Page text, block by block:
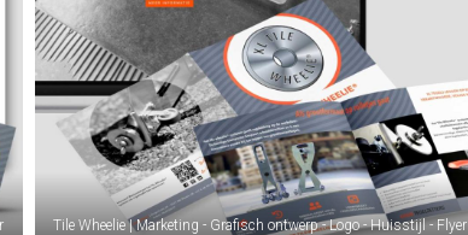
Tile Wheelie | Marketing - Grafisch ontwerp - Logo - Huisstijl - Flyer